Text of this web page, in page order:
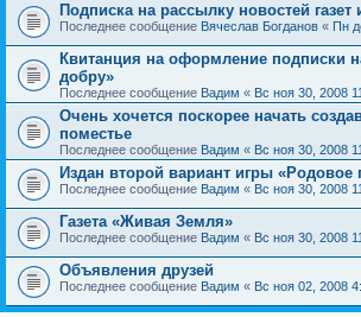
Подписка на рассылку новостей газет
Последнее сообщение Вячеслав Богданов « Пн
Квитанция на оформление подписки
добру»
Последнее сообщение Вадим « Вс ноя 30, 2008
Очень хочется поскорее начать
поместье
Последнее сообщение Вадим « Вс ноя 30, 2008
Издан второй вариант игры «Родовое
Последнее сообщение Вадим « Вс ноя 30, 2008
Газета «Живая Земля»
Последнее сообщение Вадим « Вс ноя 30, 2008
Объявления друзей
Последнее сообщение Вадим « Вс ноя 02, 2008